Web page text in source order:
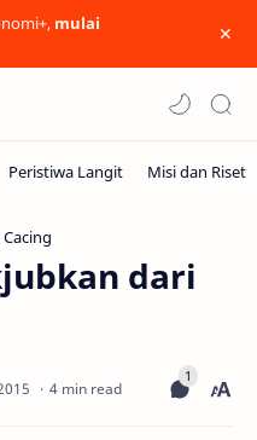
mulai
dari
4 min read